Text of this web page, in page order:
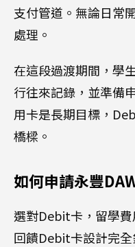
支付管道。無論日常
處理。
在這段過渡期間，學
行往來記錄，並準備
用卡是長期目標，
橋樑。
如何申請永豐
選對Debit卡，留學費
回饋Debit卡設計完全